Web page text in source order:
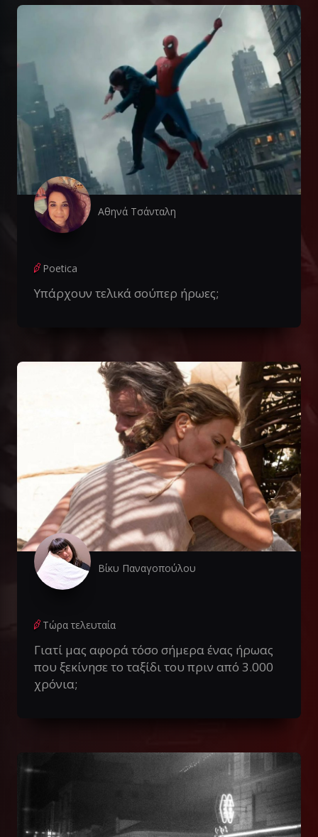
Αθηνά Τσάνταλη
Poetica
Υπάρχουν τελικά σούπερ ήρωες;
Βίκυ Παναγοπούλου
Τώρα τελευταία
Γιατί μας αφορά τόσο σήμερα ένας ήρωας
που ξεκίνησε το ταξίδι του πριν από 3.000
χρόνια;